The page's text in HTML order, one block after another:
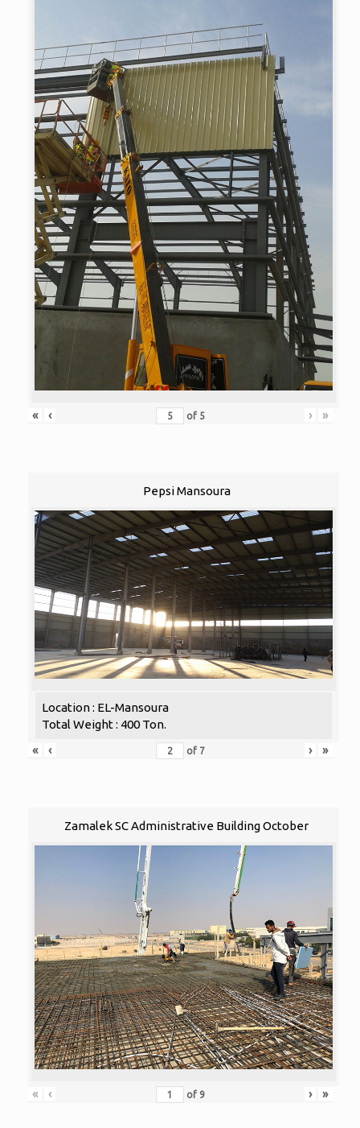
« ‹ of 5 › »
Pepsi Mansoura
Location : EL-Mansoura
Total Weight : 400 Ton.
«
‹ of 7 › »
Zamalek SC Administrative Building October
« ‹ of 9 › »